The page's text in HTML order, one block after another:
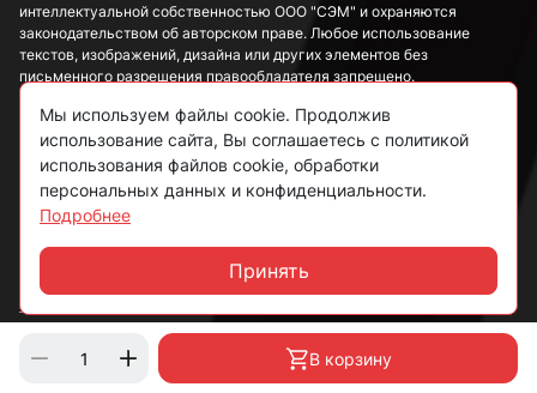
В корзину
интеллектуальной собственностью ООО "СЭМ" и охраняются
законодательством об авторском праве. Любое использование
текстов, изображений, дизайна или других элементов без
письменного разрешения правообладателя запрещено.
Информация, представленная на сайте, носит исключительно
ознакомительный характер и не может рассматриваться как
публичная оферта в соответствии со ст. 437 ГК РФ.
Политика конфиденциальности
Согласие на обработку данных
Пользовательское соглашение
Мы используем файлы cookie. Продолжив
использование сайта, Вы соглашаетесь с политикой
использования файлов cookie, обработки
персональных данных и конфиденциальности.
Подробнее
Принять
Чат